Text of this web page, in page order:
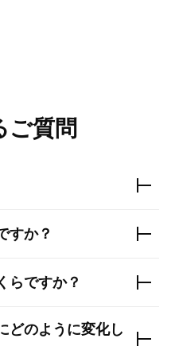
ご質問
すか？
らですか？
どのように変化し